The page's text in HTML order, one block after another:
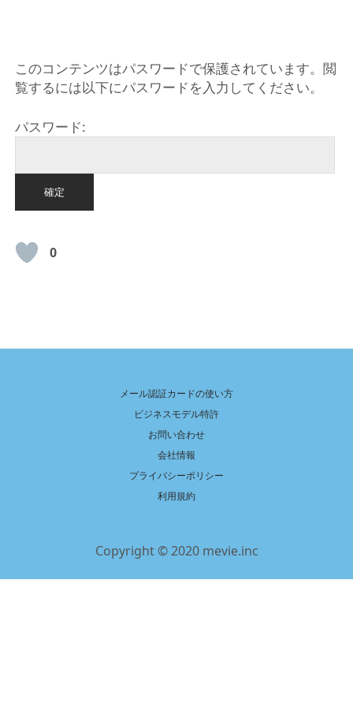
このコンテンツはパスワードで保護されています。閲
覧するには以下にパスワードを入力してください。
パスワード:
0
メール認証カードの使い方
ビジネスモデル特許
お問い合わせ
会社情報
プライバシーポリシー
利用規約
Copyright © 2020 mevie.inc